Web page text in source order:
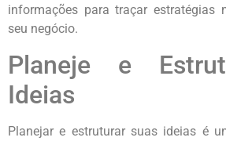
informações para traçar estratégias
seu negócio.
Planeje e
Ideias
Planejar e estruturar suas ideias é